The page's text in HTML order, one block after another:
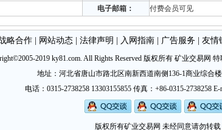
电子邮箱： 付费会员可见
略合作| 网站动态| 法律声明 入网指南| 广告服务 友情
2019 ky81.com. All Rights Reserved 版权所有 矿业交易网
地址：河北省唐山市路北区南新西道南侧136-1商业综合楼
电话：0315-2738258 13303155855 传真：+86-0315-2738258
版权所有矿业交易网 未经同意请勿转载